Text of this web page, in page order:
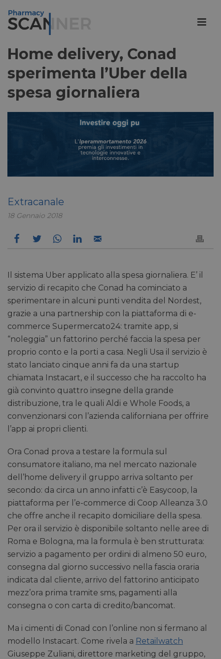
Home delivery, Conad
sperimenta l’Uber della
spesa giornaliera
Extracanale
18 Gennaio 2018
Il sistema Uber applicato alla spesa giornaliera. E’ il
servizio di recapito che Conad ha cominciato a
sperimentare in alcuni punti vendita del Nordest,
grazie a una partnership con la piattaforma di e-
commerce Supermercato24: tramite app, si
“noleggia” un fattorino perché faccia la spesa per
proprio conto e la porti a casa. Negli Usa il servizio è
stato lanciato cinque anni fa da una startup
chiamata Instacart, e il successo che ha raccolto ha
già convinto quattro insegne della grande
distribuzione, tra le quali Aldi e Whole Foods, a
convenzionarsi con l’azienda californiana per offrire
l’app ai propri clienti.
Ora Conad prova a testare la formula sul
consumatore italiano, ma nel mercato nazionale
dell’home delivery il gruppo arriva soltanto per
secondo: da circa un anno infatti c’è Easycoop, la
piattaforma per l’e-commerce di Coop Alleanza 3.0
che offre anche il recapito domiciliare della spesa.
Per ora il servizio è disponibile soltanto nelle aree di
Roma e Bologna, ma la formula è ben strutturata:
servizio a pagamento per ordini di almeno 50 euro,
consegna dal giorno successivo nella fascia oraria
indicata dal cliente, arrivo del fattorino anticipato
mezz’ora prima tramite sms, pagamenti alla
consegna o con carta di credito/bancomat.
Ma i cimenti di Conad con l’online non si fermano al
modello Instacart. Come rivela a Retailwatch
Giuseppe Zuliani, direttore marketing del gruppo,